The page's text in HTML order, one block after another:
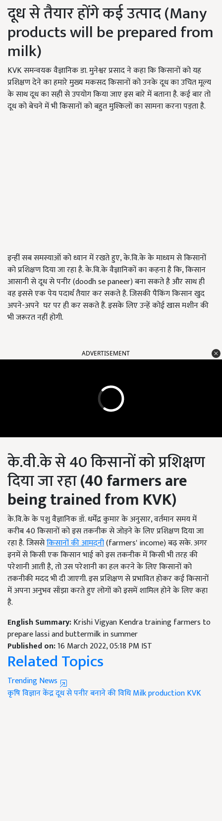
दूध से तैयार होंगे कई उत्पाद (Many
products will be prepared from
milk)
KVK समन्वयक वैज्ञानिक डा. मुनेश्वर प्रसाद ने कहा कि किसानों को यह
प्रशिक्षण देने का हमारे मुख्य मकसद किसानों को उनके दूध का उचित मूल्य
के साथ दूध का सही से उपयोग किया जाए इस बारे में बताना है. कई बार तो
दूध को बेचने में भी किसानों को बहुत मुश्किलों का सामना करना पड़ता है.
इन्हीं सब समस्याओं को ध्यान में रखते हुए, के.वि.के के माध्यम से किसानों
को प्रशिक्षण दिया जा रहा है. के.वि.के वैज्ञानिकों का कहना है कि, किसान
आसानी से दूध से पनीर (doodh se paneer) बना सकते है और साथ ही
वह इससे एक पेय पदार्थ तैयार कर सकते है. जिसकी पैकिंग किसान खुद
अपने-अपने घर पर ही कर सकते हैं. इसके लिए उन्हें कोई खास मशीन की
भी जरूरत नहीं होगी.
ADVERTISEMENT
के.वी.के से 40 किसानों को प्रशिक्षण
दिया जा रहा(40 farmers are
being trained from KVK)
के.वि.के के पशु वैज्ञानिक डॉ. धर्मेंद्र कुमार के अनुसार, वर्तमान समय में
करीब 40 किसानों को इस तकनीक से जोड़ने के लिए प्रशिक्षण दिया जा
रहा है. जिससेकिसानों की आमदनी(farmers' income) बढ़ सके. अगर
इनमें से किसी एक किसान भाई को इस तकनीक में किसी भी तरह की
परेशानी आती है, तो उस परेशानी का हल करने के लिए किसानों को
तकनीकी मदद भी दी जाएगी. इस प्रशिक्षण से प्रभावित होकर कई किसानों
में अपना अनुभव साँझा करते हुए लोगों को इसमें शामिल होने के लिए कहा
है.
English Summary:Krishi Vigyan Kendra training farmers to
prepare lassi and buttermilk in summer
Published on:16 March 2022, 05:18 PM IST
Related Topics
Trending News
कृषि विज्ञान केंद्रदूध से पनीर बनाने की विधिMilk productionKVK